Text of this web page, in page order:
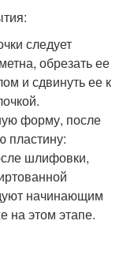
следует
обрезать ее
и сдвинуть ее к
форму, после
пластину:
шлифовки,
начинающим
на этом этапе.